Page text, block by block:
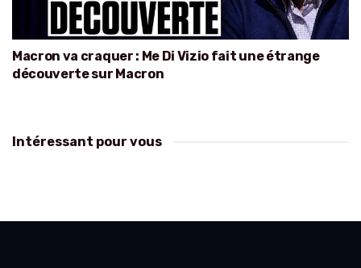
Macron va craquer : Me Di Vizio fait une étrange
découverte sur Macron
Intéressant pour vous